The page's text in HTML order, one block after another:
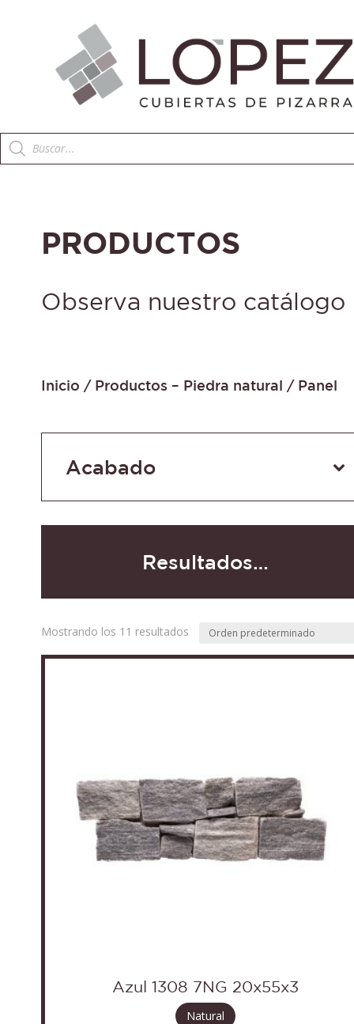
Búsqueda
de
productos
PRODUCTOS
Observa nuestro catálogo
Inicio / Productos – Piedra natural / Panel
Acabado
Resultados…
Mostrando los 11 resultados
Azul 1308 7NG 20x55x3
Natural